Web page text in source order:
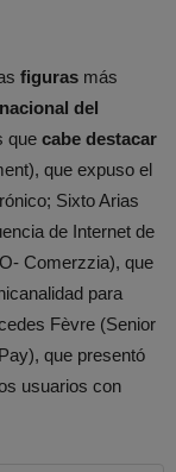
figuras más
del
que cabe destacar
que expuso el
Sixto Arias
de Internet de
Comerzzia), que
para
Fèvre (Senior
que presentó
usuarios con